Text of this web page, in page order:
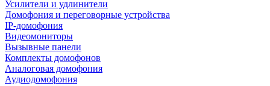
Усилители и удлинители
Домофония и переговорные устройства
IP-домофония
Видеомониторы
Вызывные панели
Комплекты домофонов
Аналоговая домофония
Аудиодомофония